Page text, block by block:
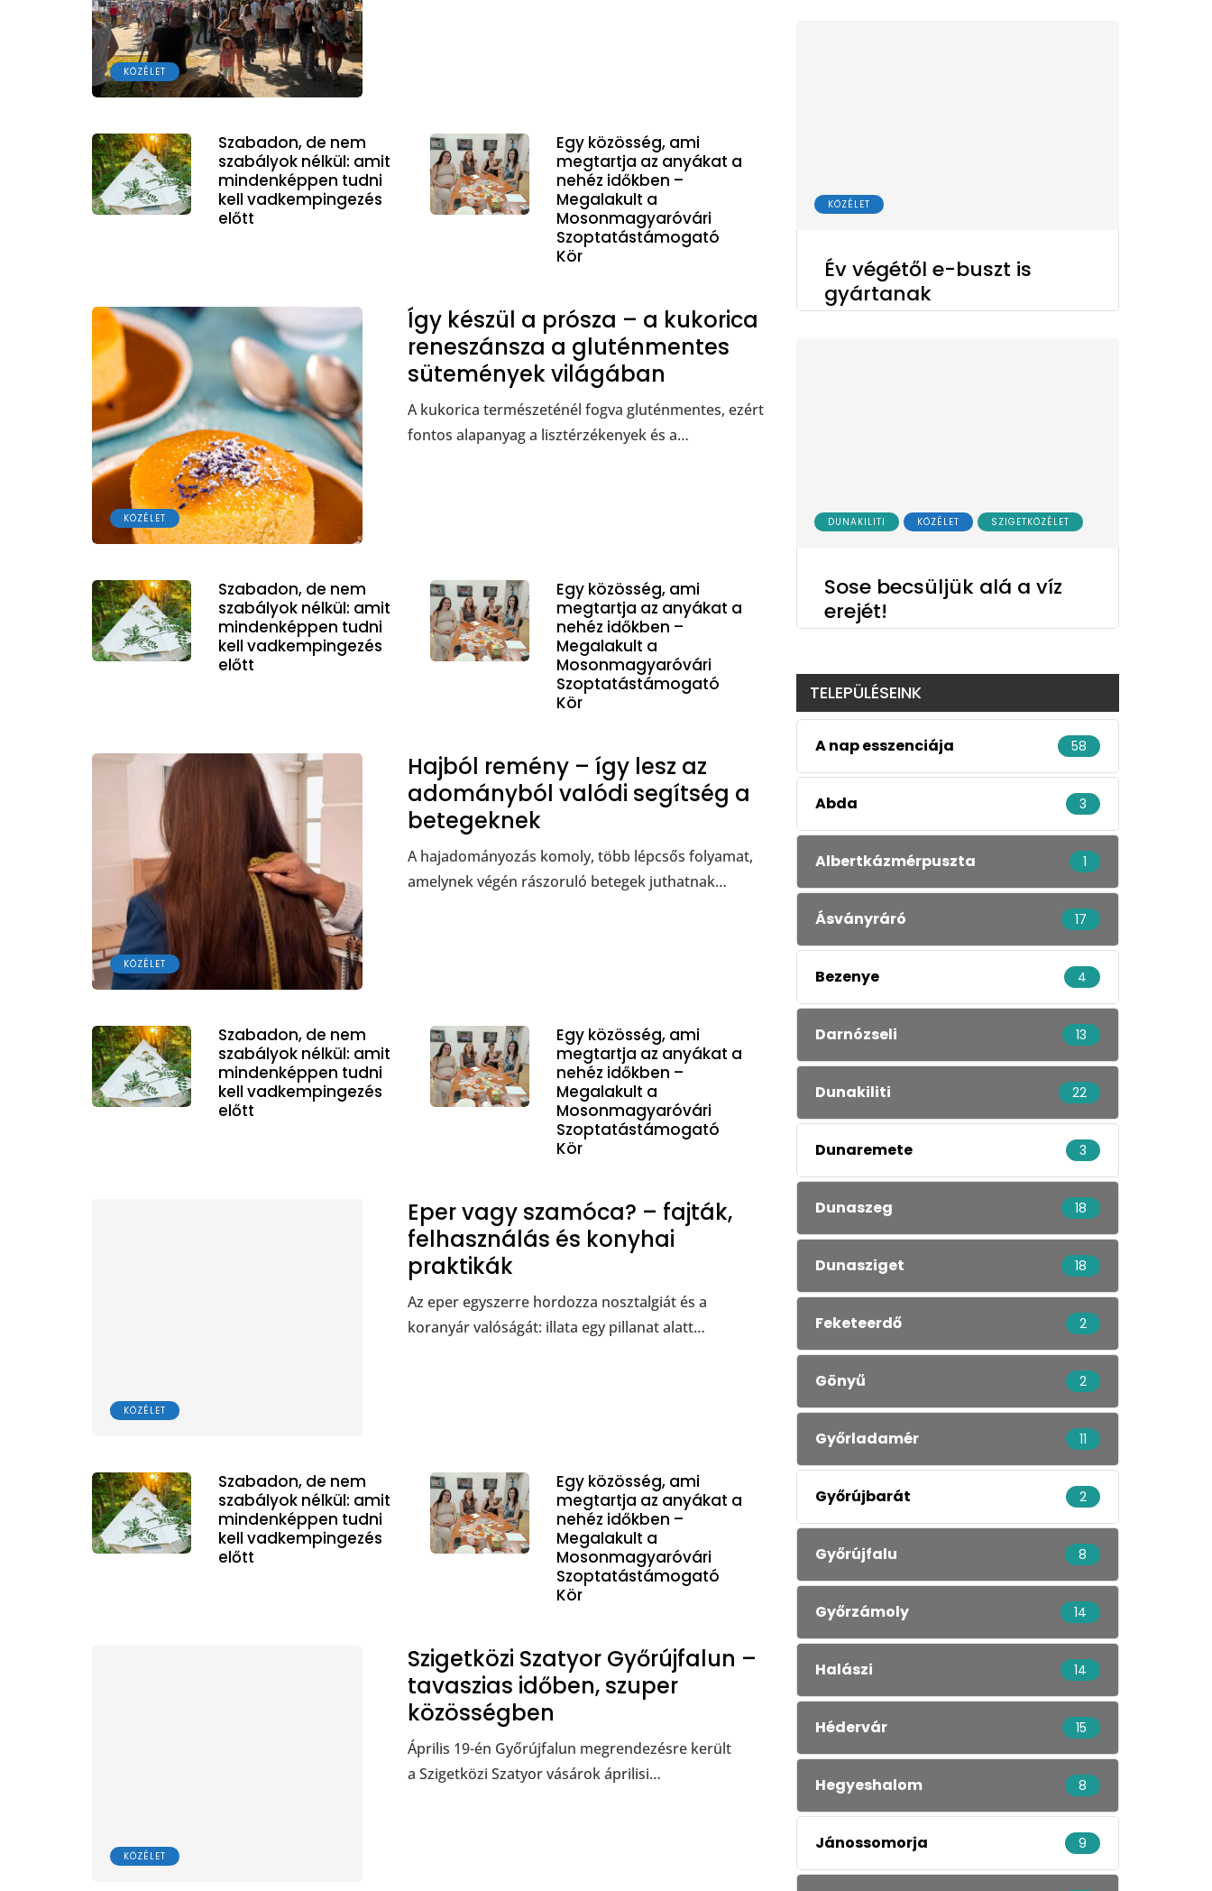
KÖZÉLET
Szabadon, de nem
szabályok nélkül: amit
mindenképpen tudni
kell vadkempingezés
előtt
Egy közösség, ami
megtartja az anyákat a
nehéz időkben –
Megalakult a
Mosonmagyaróvári
Szoptatástámogató
Kör
KÖZÉLET
Így készül a prósza – a kukorica
reneszánsza a gluténmentes
sütemények világában
A kukorica természeténél fogva gluténmentes, ezért
fontos alapanyag a lisztérzékenyek és a…
Szabadon, de nem
szabályok nélkül: amit
mindenképpen tudni
kell vadkempingezés
előtt
Egy közösség, ami
megtartja az anyákat a
nehéz időkben –
Megalakult a
Mosonmagyaróvári
Szoptatástámogató
Kör
KÖZÉLET
Hajból remény – így lesz az
adományból valódi segítség a
betegeknek
A hajadományozás komoly, több lépcsős folyamat,
amelynek végén rászoruló betegek juthatnak…
Szabadon, de nem
szabályok nélkül: amit
mindenképpen tudni
kell vadkempingezés
előtt
Egy közösség, ami
megtartja az anyákat a
nehéz időkben –
Megalakult a
Mosonmagyaróvári
Szoptatástámogató
Kör
KÖZÉLET
Eper vagy szamóca? – fajták,
felhasználás és konyhai
praktikák
Az eper egyszerre hordozza nosztalgiát és a
koranyár valóságát: illata egy pillanat alatt…
Szabadon, de nem
szabályok nélkül: amit
mindenképpen tudni
kell vadkempingezés
előtt
Egy közösség, ami
megtartja az anyákat a
nehéz időkben –
Megalakult a
Mosonmagyaróvári
Szoptatástámogató
Kör
KÖZÉLET
Szigetközi Szatyor Győrújfalun –
tavaszias időben, szuper
közösségben
Április 19-én Győrújfalun megrendezésre került
a Szigetközi Szatyor vásárok áprilisi…
KÖZÉLET
Év végétől e-buszt is
gyártanak
DUNAKILITI KÖZÉLET SZIGETKÖZÉLET
Sose becsüljük alá a víz
erejét!
TELEPÜLÉSEINK
A nap esszenciája 58
Abda 3
Albertkázmérpuszta 1
Ásványráró 17
Bezenye 4
Darnózseli 13
Dunakiliti 22
Dunaremete 3
Dunaszeg 18
Dunasziget 18
Feketeerdő 2
Gönyű 2
Győrladamér 11
Győrújbarát 2
Győrújfalu 8
Győrzámoly 14
Halászi 14
Hédervár 15
Hegyeshalom 8
Jánossomorja 9